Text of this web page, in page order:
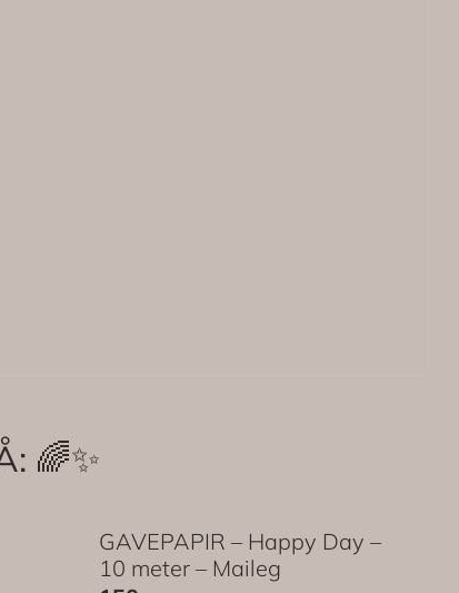
🌈✨
GAVEPAPIR – Happy Day –
10 meter – Maileg